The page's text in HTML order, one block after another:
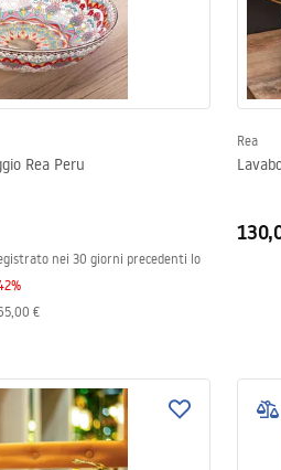
Rea Peru
nei 30 giorni precedenti lo
%
€
Rea